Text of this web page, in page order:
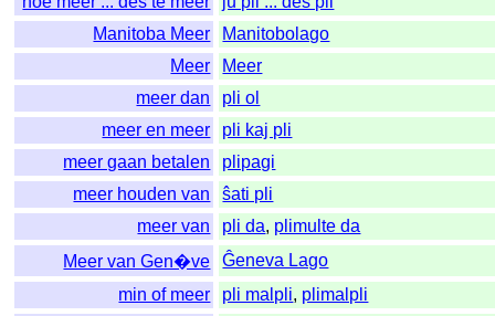
Manitoba Meer
Manitobolago
Meer
Meer
meer dan
pli ol
meer en meer
pli kaj pli
meer gaan betalen
plipagi
meer houden van
ŝati pli
meer van
pli da, plimulte da
Meer van Gen�ve
Ĝeneva Lago
min of meer
pli malpli, plimalpli